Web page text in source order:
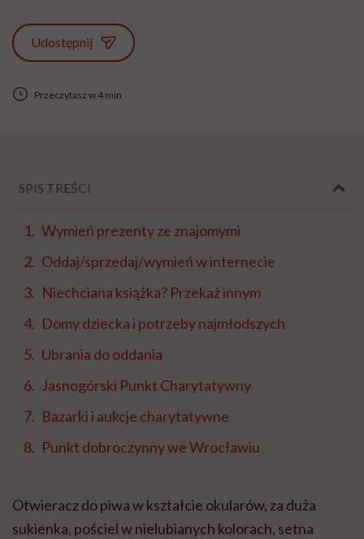
Udostępnij
Przeczytasz w 4 min
SPIS TREŚCI
Wymień prezenty ze znajomymi
Oddaj/sprzedaj/wymień w internecie
Niechciana książka? Przekaż innym
Domy dziecka i potrzeby najmłodszych
Ubrania do oddania
Jasnogórski Punkt Charytatywny
Bazarki i aukcje charytatywne
Punkt dobroczynny we Wrocławiu
Otwieracz do piwa w kształcie okularów, za duża
sukienka, pościel w nielubianych kolorach, setna